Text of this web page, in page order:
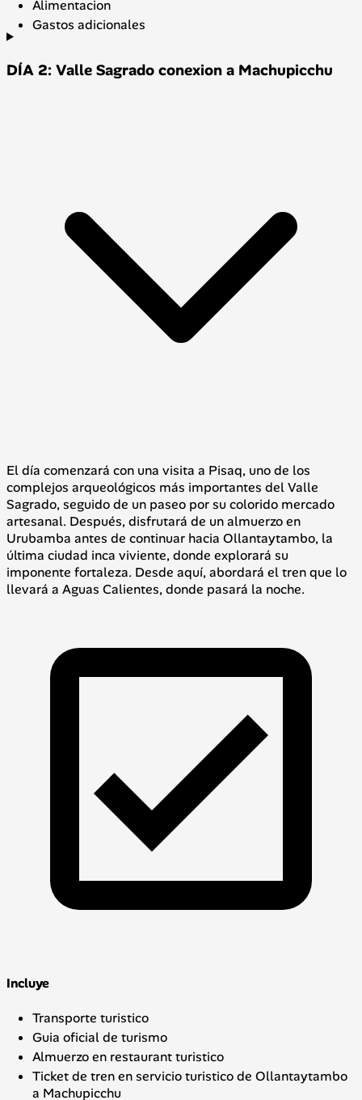
Alimentacion
Gastos adicionales
DÍA 2: Valle Sagrado conexion a Machupicchu
El día comenzará con una visita a Pisaq, uno de los
complejos arqueológicos más importantes del Valle
Sagrado, seguido de un paseo por su colorido mercado
artesanal. Después, disfrutará de un almuerzo en
Urubamba antes de continuar hacia Ollantaytambo, la
última ciudad inca viviente, donde explorará su
imponente fortaleza. Desde aquí, abordará el tren que lo
llevará a Aguas Calientes, donde pasará la noche.
Incluye
Transporte turistico
Guia oficial de turismo
Almuerzo en restaurant turistico
Ticket de tren en servicio turistico de Ollantaytambo
a Machupicchu